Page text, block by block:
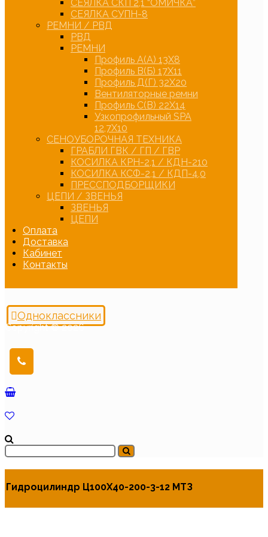
СЕЯЛКА СКП 2,1 “ОМИЧКА”
СЕЯЛКА СУПН-8
РЕМНИ / РВД
РВД
РЕМНИ
Профиль А(А) 13Х8
Профиль В(Б) 17Х11
Профиль Д(Г) 32Х20
Вентиляторные ремни
Профиль С(В) 22Х14
Узкопрофильный SPA
12,7Х10
СЕНОУБОРОЧНАЯ ТЕХНИКА
ГРАБЛИ ГВК / ГП / ГВР
КОСИЛКА КРН-2,1 / КДН-210
КОСИЛКА КСФ-2,1 / КДП-4,0
ПРЕССПОДБОРЩИКИ
ЦЕПИ / ЗВЕНЬЯ
ЗВЕНЬЯ
ЦЕПИ
Оплата
Доставка
Кабинет
Контакты
Одноклассники
Copyright © 2026
Гидроцилиндр Ц100Х40-200-3-12 МТЗ